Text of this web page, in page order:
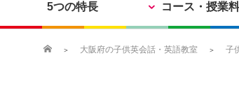
5つの特長 コース・授業料
大阪府の子供英会話・英語教室 子